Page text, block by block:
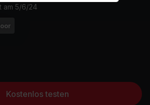
am 5/6/24
Kostenlos testen